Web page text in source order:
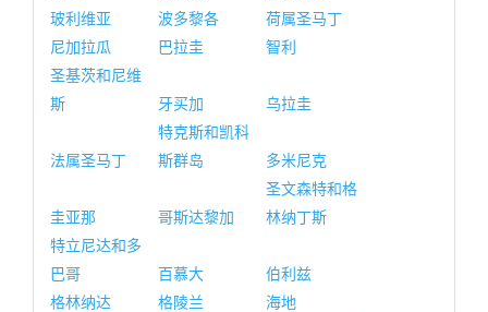
玻利维亚
波多黎各
荷属圣马丁
尼加拉瓜
巴拉圭
智利
圣基茨和尼维
斯
牙买加 乌拉圭
法属圣马丁
特克斯和凯科
斯群岛
多米尼克
圭亚那 哥斯达黎加
圣文森特和格
林纳丁斯
特立尼达和多
巴哥
百慕大
伯利兹
格林纳达
格陵兰 海地